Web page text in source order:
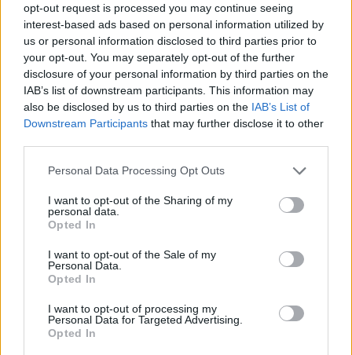
opt-out request is processed you may continue seeing
interest-based ads based on personal information utilized by
us or personal information disclosed to third parties prior to
your opt-out. You may separately opt-out of the further
disclosure of your personal information by third parties on the
IAB’s list of downstream participants. This information may
also be disclosed by us to third parties on the IAB’s List of
Downstream Participants that may further disclose it to other
Personal Data Processing Opt Outs
I want to opt-out of the Sharing of my
personal data.
Opted In
I want to opt-out of the Sale of my
Personal Data.
Opted In
I want to opt-out of processing my
Personal Data for Targeted Advertising.
Opted In
Η αστυνομία ερευνά όλα τα ενδεχόμενα, χωρίς να
αποκλείεται το κίνητρο της επίθεσης να οφείλεται
σε προσωπικές διαφορές.
Facebook Share on X Bluesky
λεωφορειο χανια
Σχετικά Άρθρα